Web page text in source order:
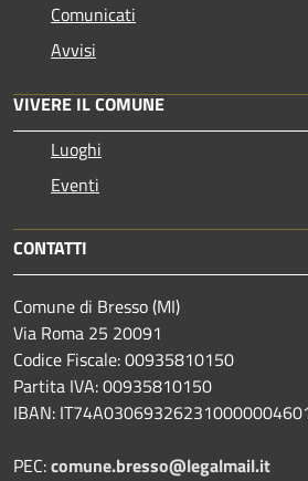
Comunicati
Avvisi
VIVERE IL COMUNE
Luoghi
Eventi
CONTATTI
Comune di Bresso (MI)
Via Roma 25 20091
Codice Fiscale: 00935810150
Partita IVA: 00935810150
IBAN:
PEC:comune.bresso@legalmail.it